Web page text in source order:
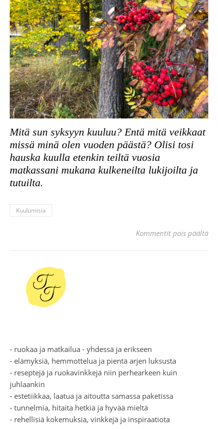
Mitä sun syksyyn kuuluu? Entä mitä veikkaat
missä minä olen vuoden päästä? Olisi tosi
hauska kuulla etenkin teiltä vuosia
matkassani mukana kulkeneilta lukijoilta ja
tutuilta.
Kuulumisia
Kommentit pois päältä
- ruokaa ja matkailua - yhdessä ja erikseen
- elämyksiä, hemmottelua ja pientä arjen luksusta
- reseptejä ja ruokavinkkejä niin perhearkeen kuin
juhlaankin
- estetiikkaa, laatua ja aitoutta samassa paketissa
- tunnelmia, hitaita hetkiä ja hyvää mieltä
- rehellisiä kokemuksia, vinkkejä ja inspiraatiota